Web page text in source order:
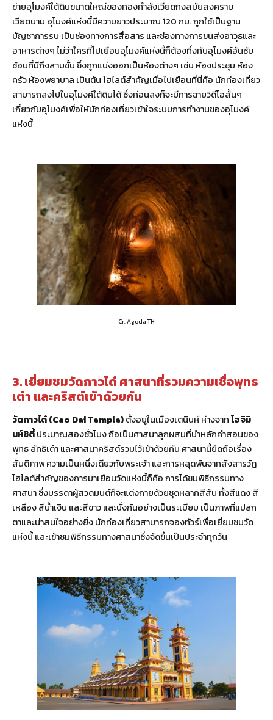
ข่ายอุโมงค์ใต้ดินขนาดใหญ่ของกองกำลังเวียดกงสมัยสงคราม
เวียดนาม อุโมงค์แห่งนี้มีความยาวประมาณ 120 กม. ถูกใช้เป็นฐาน
บัญชาการรบ เป็นช่องทางการสื่อสาร และช่องทางการขนส่งอาวุธและ
อาหารต่างๆ ไม่ว่าใครที่ไปเยือนอุโมงค์แห่งนี้ก็ต้องทึ่งกับอุโมงค์อันซับ
ซ้อนที่มีถึงสามชั้น ซึ่งถูกแบ่งออกเป็นห้องต่างๆ เช่น ห้องประชุม ห้อง
ครัว ห้องพยาบาล เป็นต้น ไฮไลต์สำคัญเมื่อไปเยือนที่นี่คือ นักท่องเที่ยว
สามารถลงไปในอุโมงค์ใต้ดินได้ ซึ่งก่อนลงก็จะมีการฉายวิดีโอสั้นๆ
เกี่ยวกับอุโมงค์เพื่อให้นักท่องเที่ยวเข้าใจระบบการทำงานของอุโมงค์
แห่งนี้
Cr. Agoda TH
3. เยี่ยมชมวัดกาวได๋ ศาสนาที่รวมความเชื่อพุทธ
เต๋า และคริสต์เข้าด้วยกัน
วัดกาวได๋ (Cao Dai Temple)ตั้งอยู่ในเมืองเตนินห์ ห่างจากโฮจิมิ
นห์ซิตี้ประมาณสองชั่วโมง ถือเป็นศาสนาลูกผสมที่นำหลักคำสอนของ
พุทธ ลัทธิเต๋า และศาสนาคริสต์รวมไว้เข้าด้วยกัน ศาสนานี้ยึดถือเรื่อง
สันติภาพ ความเป็นหนึ่งเดียวกับพระเจ้า และการหลุดพ้นจากสังสารวัฏ
ไฮไลต์สำคัญของการมาเยือนวัดแห่งนี้ก็คือ การได้ชมพิธีกรรมทาง
ศาสนา ซึ่งบรรดาผู้สวดมนต์ก็จะแต่งกายด้วยชุดหลากสีสัน ทั้งสีแดง สี
เหลือง สีน้ำเงิน และสีขาว และนั่งกันอย่างเป็นระเบียบ เป็นภาพที่แปลก
ตาและน่าสนใจอย่างยิ่ง นักท่องเที่ยวสามารถจองทัวร์เพื่อเยี่ยมชมวัด
แห่งนี้ และเข้าชมพิธีกรรมทางศาสนาซึ่งจัดขึ้นเป็นประจำทุกวัน